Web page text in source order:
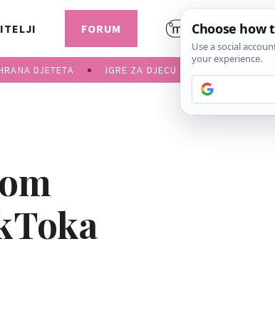
DJETETA IGRE ZA DJECU
FORUM